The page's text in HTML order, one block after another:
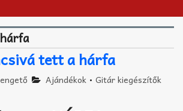
hárfa
tett a hárfa
Ajándékok •Gitár kiegészítők